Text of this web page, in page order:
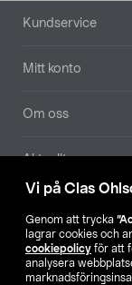
Vi på Clas
Genom att trycka
lagrar cookies och
cookiepolicy för att
analysera
Sidfot
Kundservice
Mitt konto
Om oss
Aktuellt